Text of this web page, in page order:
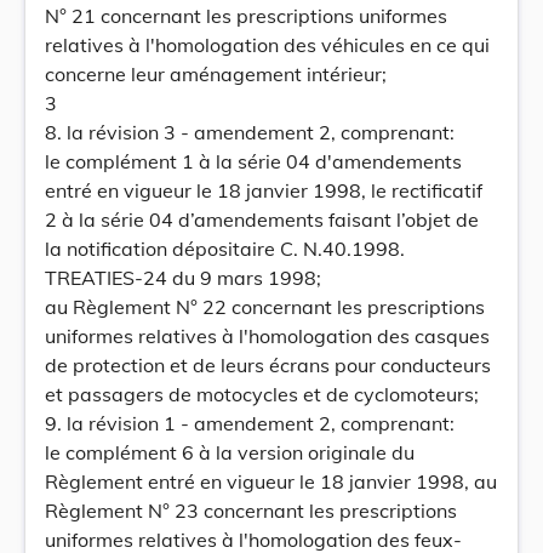
N° 21 concernant les prescriptions uniformes
relatives à l'homologation des véhicules en ce qui
concerne leur aménagement intérieur;
3
8. la révision 3 - amendement 2, comprenant:
le complément 1 à la série 04 d'amendements
entré en vigueur le 18 janvier 1998, le rectificatif
2 à la série 04 d’amendements faisant l’objet de
la notification dépositaire C. N.40.1998.
TREATIES-24 du 9 mars 1998;
au Règlement N° 22 concernant les prescriptions
uniformes relatives à l'homologation des casques
de protection et de leurs écrans pour conducteurs
et passagers de motocycles et de cyclomoteurs;
9. la révision 1 - amendement 2, comprenant:
le complément 6 à la version originale du
Règlement entré en vigueur le 18 janvier 1998, au
Règlement N° 23 concernant les prescriptions
uniformes relatives à l'homologation des feux-